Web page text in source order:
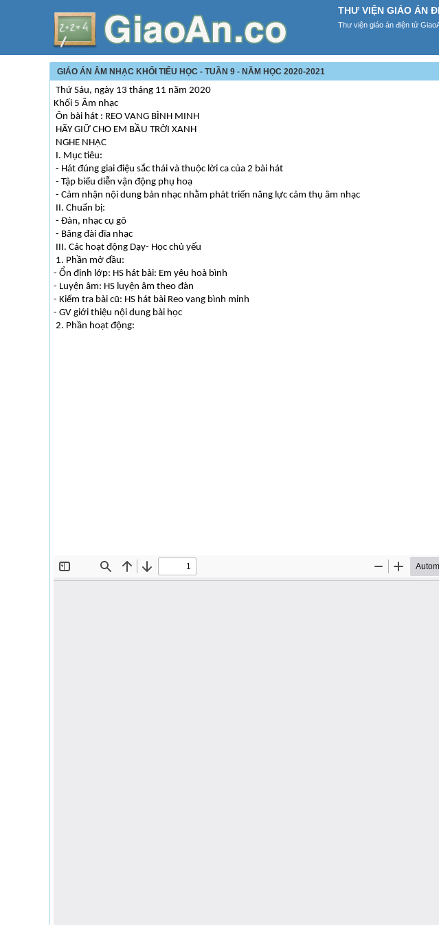
THƯ VIỆN GIÁO ÁN
Thư viện giáo án điện tử
GIÁO ÁN ÂM NHẠC KHỐI TIỂU HỌC - TUẦN 9 - NĂM HỌC 2020-2021
Thứ Sáu, ngày 13 tháng 11 năm 2020
Khối 5 Âm nhạc
Ôn bài hát : REO VANG BÌNH MINH
HÃY GIỮ CHO EM BẦU TRỜI XANH
NGHE NHẠC
I. Mục tiêu:
- Hát đúng giai điệu sắc thái và thuộc lời ca của 2 bài hát
- Tập biểu diễn vận động phụ hoạ
- Cảm nhận nội dung bản nhạc nhằm phát triển năng lực cảm thụ âm nhạc
II. Chuẩn bị:
- Đàn, nhạc cụ gõ
- Băng đài đĩa nhạc
III. Các hoạt động Dạy- Học chủ yếu
1. Phần mở đầu:
- Ổn định lớp: HS hát bài: Em yêu hoà bình
- Luyện âm: HS luyện âm theo đàn
- Kiểm tra bài cũ: HS hát bài Reo vang bình minh
- GV giới thiệu nội dung bài học
2. Phần hoạt động: